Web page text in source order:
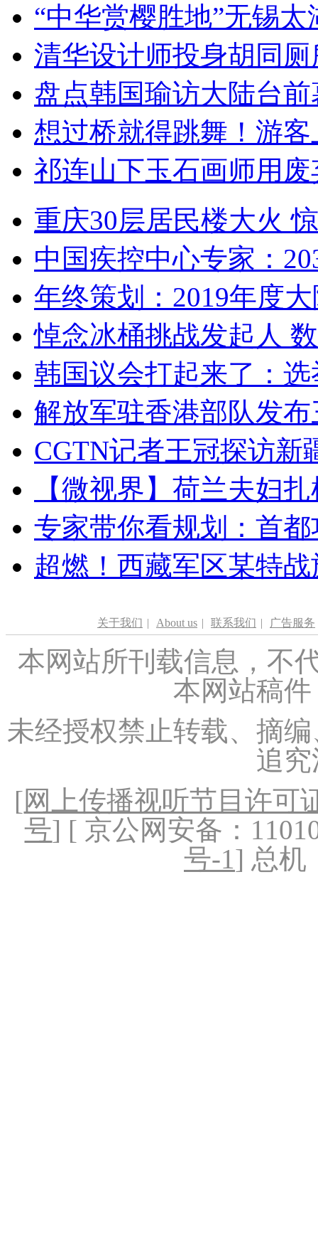
“中华赏樱胜地”无锡
清华设计师投身胡同
盘点韩国瑜访大陆台
想过桥就得跳舞！游客
祁连山下玉石画师用
重庆30层居民楼大火
中国疾控中心专家：
年终策划：2019年度
悼念冰桶挑战发起人
韩国议会打起来了：
解放军驻香港部队发
CGTN记者王冠探访新
【微视界】荷兰夫妇
专家带你看规划：首
超燃！西藏军区某特
关于我们 | About us | 联系我们 | 广告服务
本网站所刊载信息，不
本网站稿
未经授权禁止转载、摘
追
[网上传播视听节目许可
号] [ 京公网安备：
号-1] 总机